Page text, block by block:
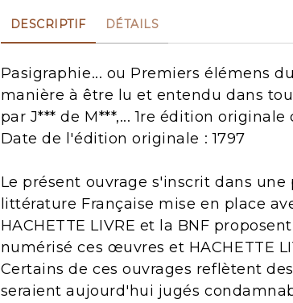
DESCRIPTIF DÉTAILS
Pasigraphie... ou Premiers élémens
manière à être lu et entendu dans
par J*** de M***,... 1re édition
Date de l'édition originale : 1797
Le présent ouvrage s'inscrit dans
littérature Française mise en place
HACHETTE LIVRE et la BNF
numérisé ces œuvres et HACHETTE
Certains de ces ouvrages reflètent
seraient aujourd'hui jugés